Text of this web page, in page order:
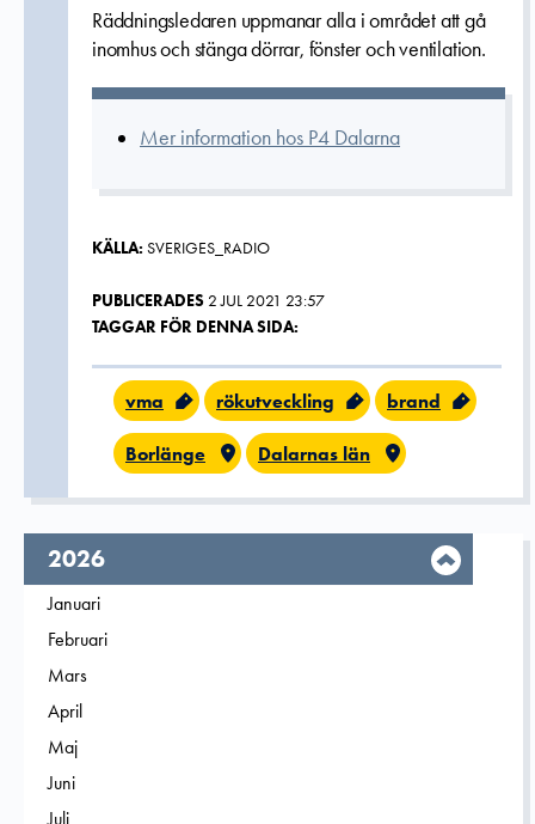
Räddningsledaren uppmanar alla i området att gå
inomhus och stänga dörrar, fönster och ventilation.
Mer information hos P4 Dalarna
KÄLLA: SVERIGES_RADIO
PUBLICERADES 2 JUL 2021 23:57
TAGGAR FÖR DENNA SIDA:
vma rökutveckling brand
Borlänge Dalarnas län
År,
2026
Filtrera på
Januari
Filtrera på
Februari
Filtrera på
Mars
Filtrera på
April
Filtrera på
Maj
Filtrera på
Juni
Filtrera på
Juli